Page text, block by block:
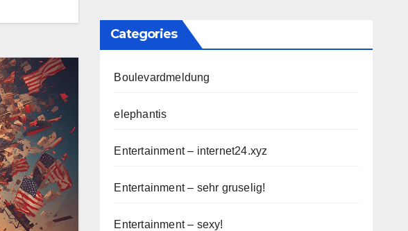
Categories
Boulevardmeldung
elephantis
Entertainment – internet24.xyz
Entertainment – sehr gruselig!
Entertainment – sexy!